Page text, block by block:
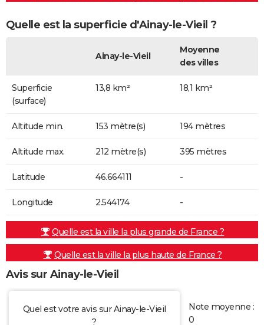
Quelle est la superficie d'Ainay-le-Vieil ?
Ainay-le-Vieil
Moyenne
des villes
Superficie
(surface)
13,8 km² 18,1 km²
Altitude min. 153 mètre(s) 194 mètres
Altitude max. 212 mètre(s) 395 mètres
Latitude 46.664111 -
Longitude 2.544174 -
Quelle est la ville la plus grande de France ?
Quelle est la ville la plus haute de France ?
Avis sur Ainay-le-Vieil
Quel est votre avis sur Ainay-le-Vieil
?
Note moyenne :
0